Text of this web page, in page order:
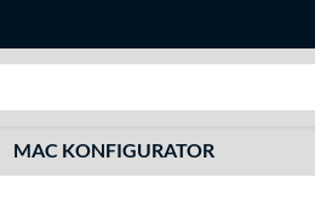
MAC KONFIGURATOR